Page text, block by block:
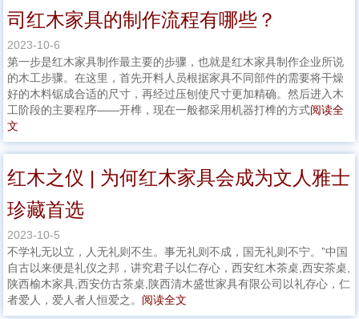
司红木家具的制作流程有哪些？
2023-10-6
第一步是红木家具制作最主要的步骤，也就是红木家具制作企业所说
的木工步骤。在这里，首先开料人员根据家具不同部件的需要将干燥
好的木料锯成合适的尺寸，再经过压刨使尺寸更加精确。然后进入木
工阶段的主要程序——开榫，现在一般都采用机器打榫的方式阅读全
文
红木之仪 | 为何红木家具会成为文人雅士
珍藏首选
2023-10-5
不学礼无以立，人无礼则不生。事无礼则不成，国无礼则不宁。”中国
自古以来便是礼仪之邦，讲究君子以仁存心，西安红木茶桌,西安茶桌,
陕西榆木家具,西安仿古茶桌,陕西清木盛世家具有限公司以礼存心，仁
者爱人，爱人者人恒爱之。 阅读全文